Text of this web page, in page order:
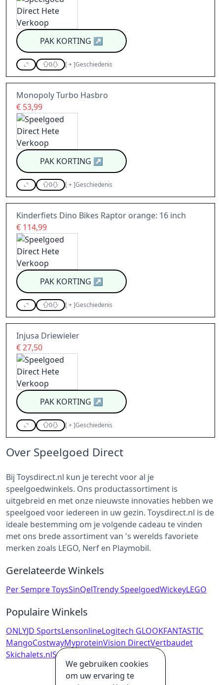
PAK KORTING ↗
0 [+]Geschiedenis
Monopoly Turbo Hasbro
€ 53,99
PAK KORTING ↗
0 [+]Geschiedenis
Kinderfiets Dino Bikes Raptor orange: 16 inch
€ 114,99
PAK KORTING ↗
0 [+]Geschiedenis
Injusa Driewieler
€ 27,50
PAK KORTING ↗
0 [+]Geschiedenis
Over Speelgoed Direct
Bij Toysdirect.nl kun je terecht voor al je
speelgoedwinkels. Ons productassortiment is
uitgebreid en met onze nieuwste innovaties hebben we
speelgoed voor iedereen in uw gezin. Toysdirect.nl is de
ideale bestemming om je volgende cadeau te vinden
met ons brede assortiment van 's werelds favoriete
merken zoals LEGO, Nerf en Playmobil.
Gerelateerde Winkels
Per Sempre ToysSinQelTrendy SpeelgoedWickeyLEGO
Populaire Winkels
ONLYJD SportsLensonlineLogitech GLOOKFANTASTIC
MangoCostwayMyproteinVision DirectVertbaudet
Skichalets.nlSteunzolenkopen.nl
We gebruiken cookies
om uw ervaring te